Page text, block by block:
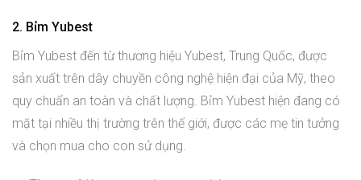
2. Bỉm Yubest
Bỉm Yubest đến từ thương hiệu Yubest, Trung Quốc, được
sản xuất trên dây chuyền công nghệ hiện đại của Mỹ, theo
quy chuẩn an toàn và chất lượng. Bỉm Yubest hiện đang có
mặt tại nhiều thị trường trên thế giới, được các mẹ tin tưởng
và chọn mua cho con sử dụng.